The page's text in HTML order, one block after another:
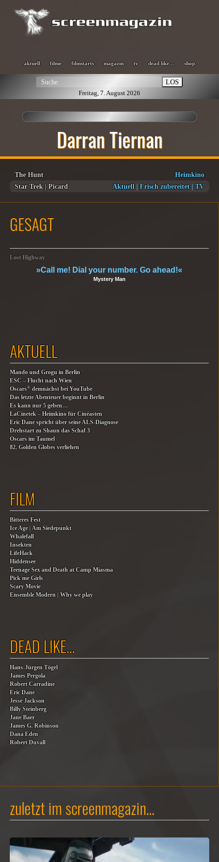
aktuell filme filmstarts magazin tv dead like… shop
LOS
Freitag, 7. August 2026
Darran Tiernan
The Hunt
Heimkino
Star Trek | Picard
Aktuell | Frisch zubereitet |TV
GESAGT
Lost Highway
»Call me! Dial your number. Go ahead!«
Mystery Man
AKTUELL
Mando und Grogu in Berlin
ESC – Flucht nach Wien
Oscars® demnächst bei YouTube
Das letzte Abenteuer beginnt in Berlin
Es kann nur 5 geben…
LaCinetek – Heimkino für Cinéasten
Eric Dane spricht über seine ALS-Diagnose
Drehstart zu Shaun das Schaf 3
Oscars im Taumel
82. Golden Globes verliehen
FILM
Bitteres Fest
Ice Age | Am Siedepunkt
Whalefall
Insekten
LifeHack
Hiddensee
Teenage Sex and Death at Camp Miasma
Pick me Girls
Scary Movie
Ensemble Modern | Why we play
DEAD LIKE…
Hans-Jürgen Tögel
James Pergola
Robert Carradine
Eric Dane
Jesse Jackson
Billy Steinberg
Jane Baer
James G. Robinson
Dana Eden
Robert Duvall
zuletzt im screenmagazin…